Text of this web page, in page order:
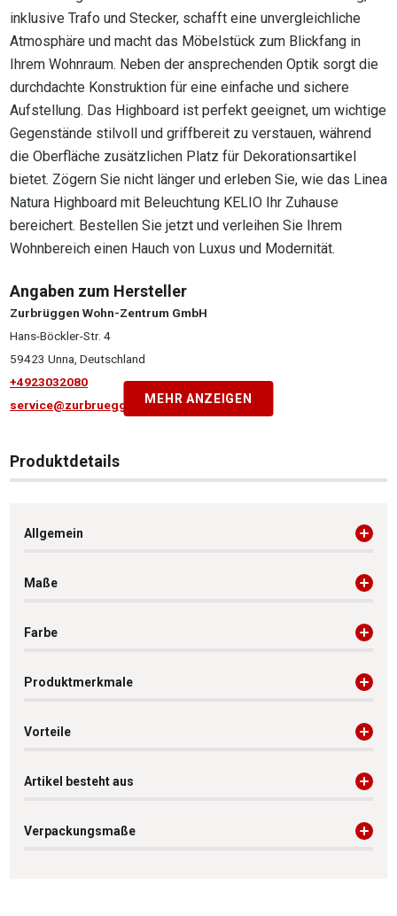
inklusive Trafo und Stecker, schafft eine unvergleichliche
Atmosphäre und macht das Möbelstück zum Blickfang in
Ihrem Wohnraum. Neben der ansprechenden Optik sorgt die
durchdachte Konstruktion für eine einfache und sichere
Aufstellung. Das Highboard ist perfekt geeignet, um wichtige
Gegenstände stilvoll und griffbereit zu verstauen, während
die Oberfläche zusätzlichen Platz für Dekorationsartikel
bietet. Zögern Sie nicht länger und erleben Sie, wie das Linea
Natura Highboard mit Beleuchtung KELIO Ihr Zuhause
bereichert. Bestellen Sie jetzt und verleihen Sie Ihrem
Wohnbereich einen Hauch von Luxus und Modernität.
Angaben zum Hersteller
Zurbrüggen Wohn-Zentrum GmbH
Hans-Böckler-Str. 4
59423 Unna, Deutschland
+4923032080
service@zurbrueggen.deMEHR ANZEIGEN
Produktdetails
Allgemein
Maße
Farbe
Produktmerkmale
Vorteile
Artikel besteht aus
Verpackungsmaße